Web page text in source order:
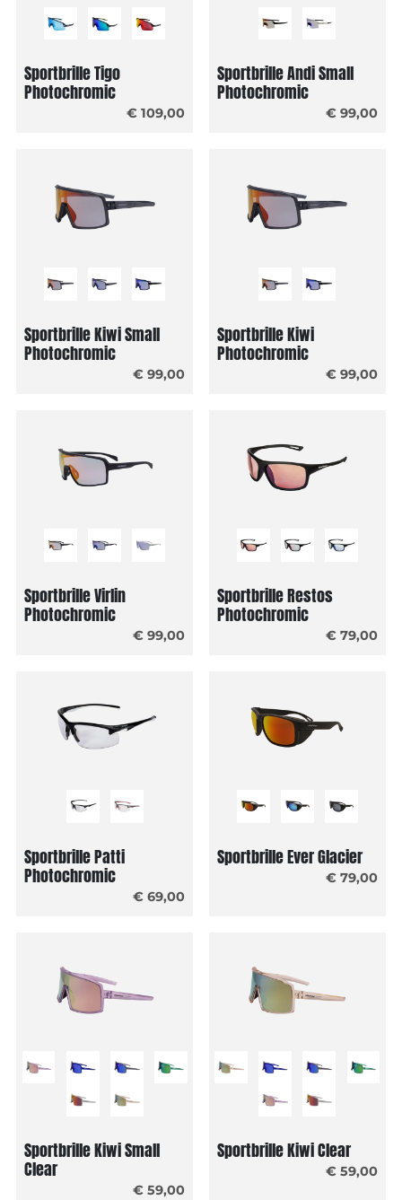
Sportbrille Tigo
Photochromic
€ 109,00
Sportbrille Andi Small
Photochromic
€ 99,00
Sportbrille Kiwi Small
Photochromic
€ 99,00
Sportbrille Kiwi
Photochromic
€ 99,00
Sportbrille Virlin
Photochromic
€ 99,00
Sportbrille Restos
Photochromic
€ 79,00
Sportbrille Patti
Photochromic
€ 69,00
Sportbrille Ever Glacier
€ 79,00
Sportbrille Kiwi Small
Clear
€ 59,00
Sportbrille Kiwi Clear
€ 59,00